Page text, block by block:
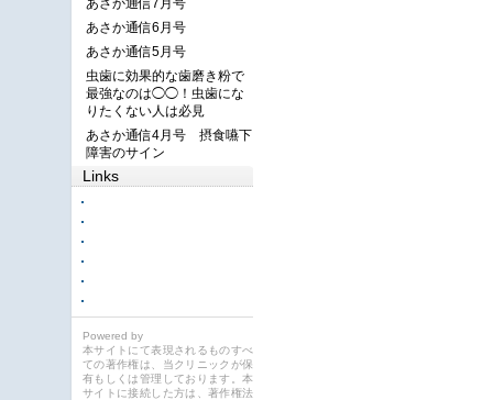
あさか通信7月号
あさか通信6月号
あさか通信5月号
虫歯に効果的な歯磨き粉で
最強なのは◯◯！虫歯にな
りたくない人は必見
あさか通信4月号 摂食嚥下
障害のサイン
Links
Powered by
本サイトにて表現されるものすべ
ての著作権は、当クリニックが保
有もしくは管理しております。本
サイトに接続した方は、著作権法